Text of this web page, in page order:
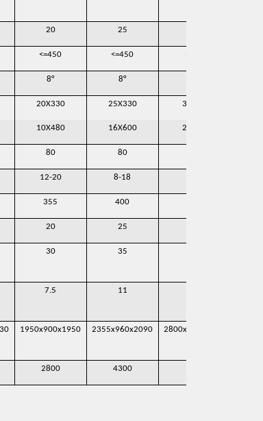
20 25
<=450 <=450 <=450
8° 8°
20X330 25X330 30X335
10X480 16X600 20X600
80 80
12-20 8-18
355 400
20 25
30 35
7.5 11
1950x900x1950 2355x960x2090 2800x1050x2450
2800 4300